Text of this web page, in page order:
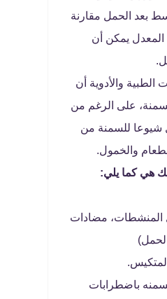
​​بعد الحمل مقارنة
المعدل يمكن أن
والأدوية أن
على الرغم من
شيوعا للسمنة من
والخمول.
هي كما يلي:
المنشطات، مضادات
باضطرابات